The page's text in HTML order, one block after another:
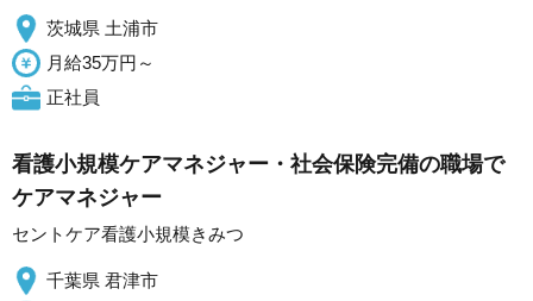
茨城県 土浦市
月給35万円～
正社員
看護小規模ケアマネジャー・社会保険完備の職場で
ケアマネジャー
セントケア看護小規模きみつ
千葉県 君津市